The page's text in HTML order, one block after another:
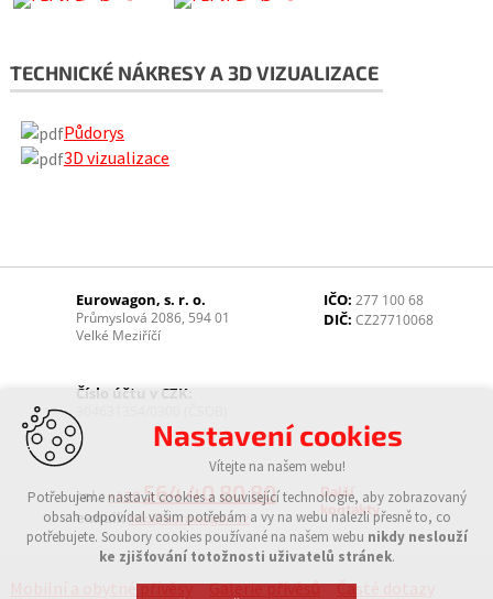
TECHNICKÉ NÁKRESY A 3D VIZUALIZACE
Půdorys
3D vizualizace
Eurowagon, s. r. o.
Průmyslová 2086, 594 01
Velké Meziříčí
IČO: 277 100 68
DIČ: CZ27710068
Číslo účtu v CZK:
tel.: +420564 40 80 80
e-mail:info@eurowagon.cz
Další
kontakty
Mobilní a obytné přívěsy Galerie přívěsů Časté dotazy
Nastavení cookies
Vítejte na našem webu!
Potřebujeme nastavit cookies a související technologie, aby zobrazovaný
obsah odpovídal vašim potřebám a vy na webu nalezli přesně to, co
potřebujete. Soubory cookies používané na našem webu nikdy neslouží
ke zjišťování totožnosti uživatelů stránek.